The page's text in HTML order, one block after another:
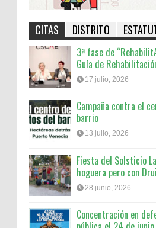
CITAS DISTRITO
3ª fase de
Guía de
17 julio, 2026
Campaña contra el
barrio
13 julio, 2026
Fiesta del Solsticio
hoguera pero con
28 junio, 2026
Concentración en